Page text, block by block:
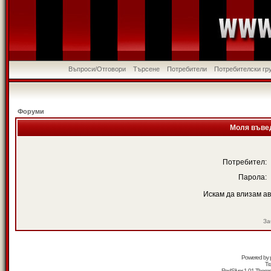
Въпроси/Отговори Търсене Потребители Потребителски
Форуми
Моля
Потребител:
Парола:
Искам да влизам
Powered by